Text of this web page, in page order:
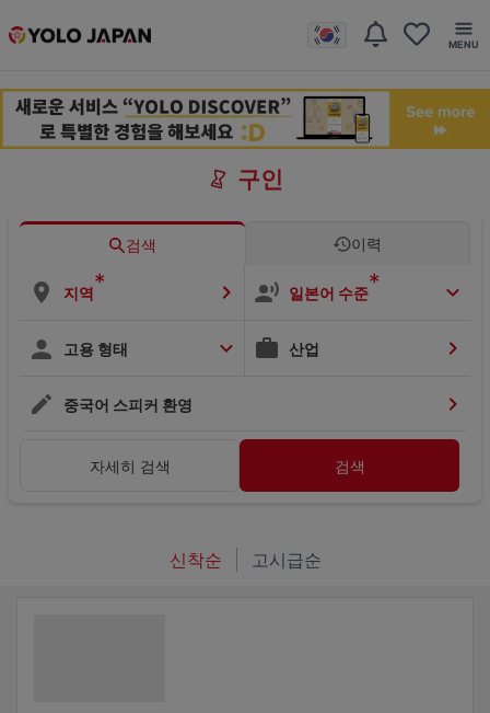
구인
검색 이력
지역* 일본어 수준*
고용 형태 산업
중국어 스피커 환영
자세히 검색 검색
신착순 고시급순